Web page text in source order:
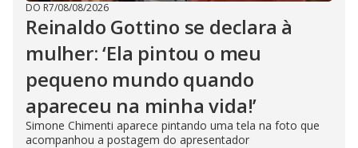
DO R7/08/08/2026
Reinaldo Gottino se declara à
mulher: ‘Ela pintou o meu
pequeno mundo quando
apareceu na minha vida!’
Simone Chimenti aparece pintando uma tela na foto que
acompanhou a postagem do apresentador